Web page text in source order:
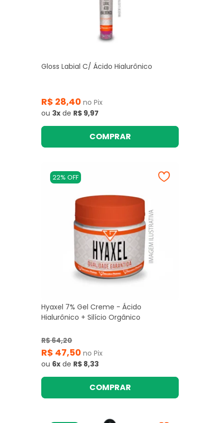
Gloss Labial C/ Ácido Hialurônico
R$ 28,40 no Pix
ou 3x de R$ 9,97
COMPRAR
22% OFF
Hyaxel 7% Gel Creme - Ácido
Hialurônico + Silício Orgânico
R$ 64,20
R$ 47,50 no Pix
ou 6x de R$ 8,33
COMPRAR